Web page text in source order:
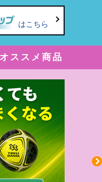
はこちら
ススメ商品